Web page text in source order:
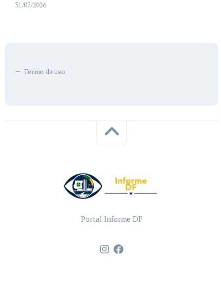
31/07/2026
Termo de uso
Portal Informe DF